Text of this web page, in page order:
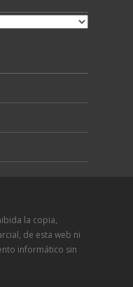
la copia,
de esta web ni
informático sin
Cádiz